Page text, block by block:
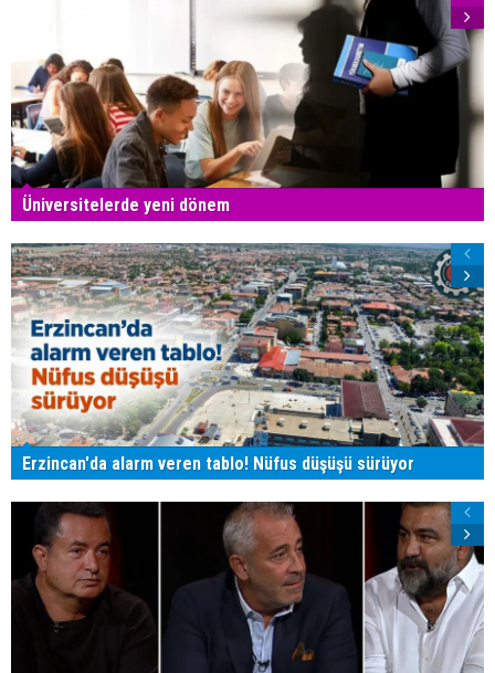
Üniversitelerde yeni dönem
Erzincan'da alarm veren tablo! Nüfus düşüşü sürüyor